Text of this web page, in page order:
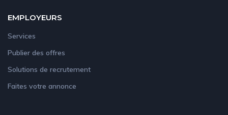
EMPLOYEURS
Services
Publier des offres
Solutions de recrutement
Faites votre annonce